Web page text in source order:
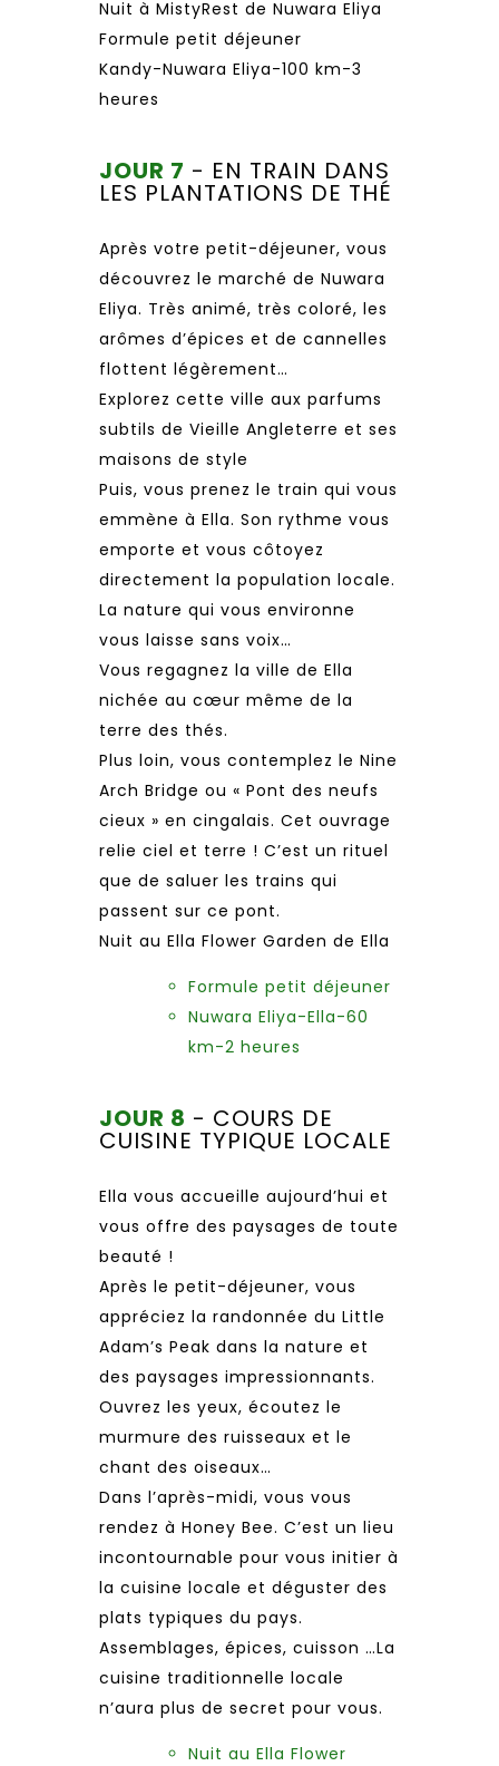
Nuit à MistyRest de Nuwara Eliya
Formule petit déjeuner
Kandy-Nuwara Eliya-100 km-3
heures
JOUR 7 - EN TRAIN DANS
LES PLANTATIONS DE THÉ
Après votre petit-déjeuner, vous
découvrez le marché de Nuwara
Eliya. Très animé, très coloré, les
arômes d’épices et de cannelles
flottent légèrement…
Explorez cette ville aux parfums
subtils de Vieille Angleterre et ses
maisons de style
Puis, vous prenez le train qui vous
emmène à Ella. Son rythme vous
emporte et vous côtoyez
directement la population locale.
La nature qui vous environne
vous laisse sans voix…
Vous regagnez la ville de Ella
nichée au cœur même de la
terre des thés.
Plus loin, vous contemplez le Nine
Arch Bridge ou « Pont des neufs
cieux » en cingalais. Cet ouvrage
relie ciel et terre ! C’est un rituel
que de saluer les trains qui
passent sur ce pont.
Nuit au Ella Flower Garden de Ella
Formule petit déjeuner
Nuwara Eliya-Ella-60
km-2 heures
JOUR 8 - COURS DE
CUISINE TYPIQUE LOCALE
Ella vous accueille aujourd’hui et
vous offre des paysages de toute
beauté !
Après le petit-déjeuner, vous
appréciez la randonnée du Little
Adam’s Peak dans la nature et
des paysages impressionnants.
Ouvrez les yeux, écoutez le
murmure des ruisseaux et le
chant des oiseaux…
Dans l’après-midi, vous vous
rendez à Honey Bee. C’est un lieu
incontournable pour vous initier à
la cuisine locale et déguster des
plats typiques du pays.
Assemblages, épices, cuisson …La
cuisine traditionnelle locale
n’aura plus de secret pour vous.
Nuit au Ella Flower